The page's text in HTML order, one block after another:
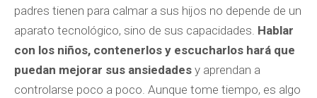
padres tienen para calmar a sus hijos no depende de un
aparato tecnológico, sino de sus capacidades. Hablar
con los niños, contenerlos y escucharlos hará que
puedan mejorar sus ansiedades y aprendan a
controlarse poco a poco. Aunque tome tiempo, es algo